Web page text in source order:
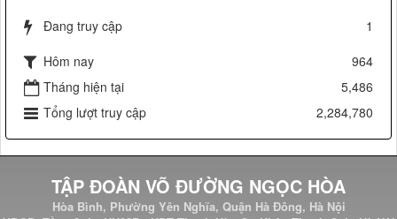
Lê Khả Phiêu(2008)
Đang truy cập
1
Hôm nay
964
Tháng hiện tại
5,486
Tổng lượt truy cập
2,284,780
TẬP ĐOÀN VÕ ĐƯỜNG NGỌC HÒA
Hòa Bình, Phường Yên Nghĩa, Quận Hà Đông, Hà Nội